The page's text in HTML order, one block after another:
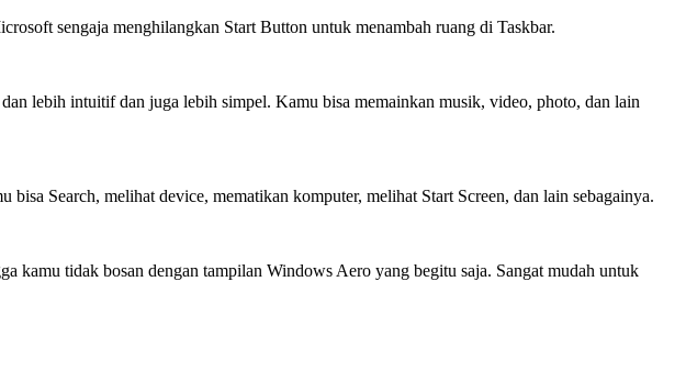
sengaja menghilangkan Start Button untuk menambah ruang di Taskbar.
lebih intuitif dan juga lebih simpel. Kamu bisa memainkan musik, video, photo, dan lain
Search, melihat device, mematikan komputer, melihat Start Screen, dan lain sebagainya.
kamu tidak bosan dengan tampilan Windows Aero yang begitu saja. Sangat mudah untuk